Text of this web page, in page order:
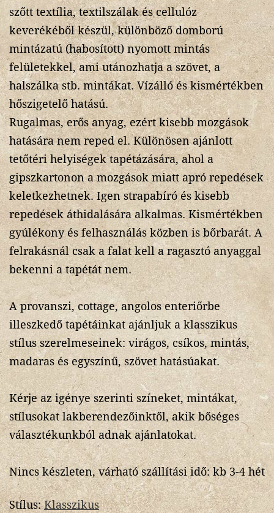
szőtt textília, textilszálak és cellulóz
keverékéből készül, különböző domború
mintázatú (habosított) nyomott mintás
felületekkel, ami utánozhatja a szövet, a
halszálka stb. mintákat. Vízálló és kismértékben
hőszigetelő hatású.
Rugalmas, erős anyag, ezért kisebb mozgások
hatására nem reped el. Különösen ajánlott
tetőtéri helyiségek tapétázására, ahol a
gipszkartonon a mozgások miatt apró repedések
keletkezhetnek. Igen strapabíró és kisebb
repedések áthidalására alkalmas. Kismértékben
gyúlékony és felhasználás közben is bőrbarát. A
felrakásnál csak a falat kell a ragasztó anyaggal
bekenni a tapétát nem.
A provanszi, cottage, angolos enteriőrbe
illeszkedő tapétáinkat ajánljuk a klasszikus
stílus szerelmeseinek: virágos, csíkos, mintás,
madaras és egyszínű, szövet hatásúakat.
Kérje az igénye szerinti színeket, mintákat,
stílusokat lakberendezőinktől, akik bőséges
választékunkból adnak ajánlatokat.
Nincs készleten, várható szállítási idő: kb 3-4 hét
Stílus:Klasszikus